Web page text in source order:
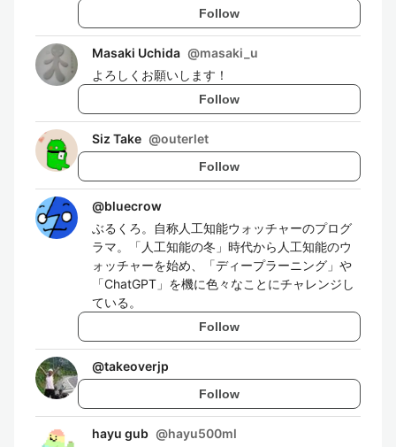
Follow
Masaki Uchida @masaki_u
よろしくお願いします！
Follow
Siz Take @outerlet
Follow
@bluecrow
ぶるくろ。自称人工知能ウォッチャーのプログ
ラマ。「人工知能の冬」時代から人工知能のウ
ォッチャーを始め、「ディープラーニング」や
「ChatGPT」を機に色々なことにチャレンジし
ている。
Follow
@takeoverjp
Follow
hayu gub @hayu500ml